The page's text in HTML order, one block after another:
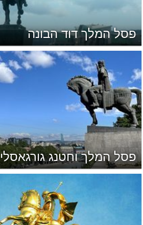
פסל המלך דוד הבונה
פסל המלך וחטנג גורגאסלי